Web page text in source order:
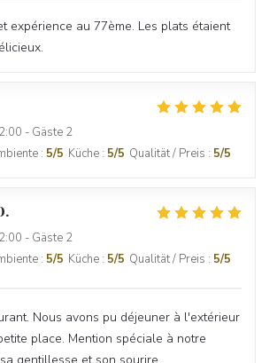
expérience au 77ème. Les plats étaient
- Gäste 2
: 5/5 Küche : 5/5 Qualität / Preis : 5/5
- Gäste 2
: 5/5 Küche : 5/5 Qualität / Preis : 5/5
Nous avons pu déjeuner à l'extérieur
place. Mention spéciale à notre